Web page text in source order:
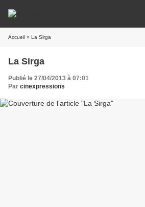
Accueil » La Sirga
La Sirga
Publié le 27/04/2013 à 07:01
Par cinexpressions